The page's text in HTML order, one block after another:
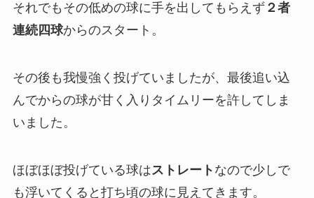
それでもその低めの球に手を出してもらえず ２者
連続四球からのスタート。
その後も我慢強く投げていましたが、最後追い込
んでからの球が甘く入りタイムリーを許してしま
いました。
ほぼほぼ投げている球はストレート なので少しで
も浮いてくると打ち頃の球に見えてきます。